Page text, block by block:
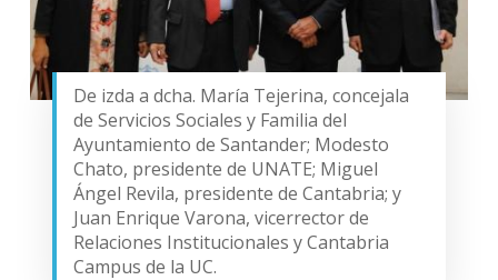
De izda a dcha. María Tejerina, concejala
de Servicios Sociales y Familia del
Ayuntamiento de Santander; Modesto
Chato, presidente de UNATE; Miguel
Ángel Revila, presidente de Cantabria; y
Juan Enrique Varona, vicerrector de
Relaciones Institucionales y Cantabria
Campus de la UC.